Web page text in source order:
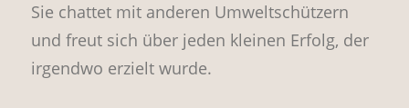
Sie chattet mit anderen Umweltschützern
und freut sich über jeden kleinen Erfolg, der
irgendwo erzielt wurde.